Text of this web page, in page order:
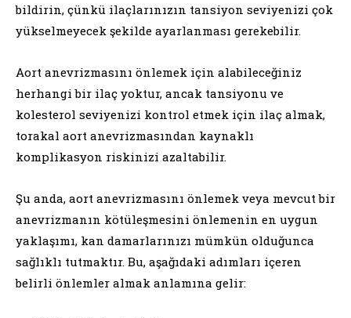
bildirin, çünkü ilaçlarınızın tansiyon seviyenizi çok
yükselmeyecek şekilde ayarlanması gerekebilir.
Aort anevrizmasını önlemek için alabileceğiniz
herhangi bir ilaç yoktur, ancak tansiyonu ve
kolesterol seviyenizi kontrol etmek için ilaç almak,
torakal aort anevrizmasından kaynaklı
komplikasyon riskinizi azaltabilir.
Şu anda, aort anevrizmasını önlemek veya mevcut bir
anevrizmanın kötüleşmesini önlemenin en uygun
yaklaşımı, kan damarlarınızı mümkün olduğunca
sağlıklı tutmaktır. Bu, aşağıdaki adımları içeren
belirli önlemler almak anlamına gelir: